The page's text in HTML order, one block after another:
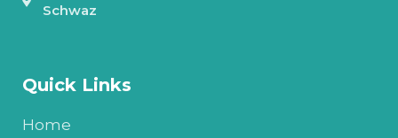
Schwaz
Quick Links
Home